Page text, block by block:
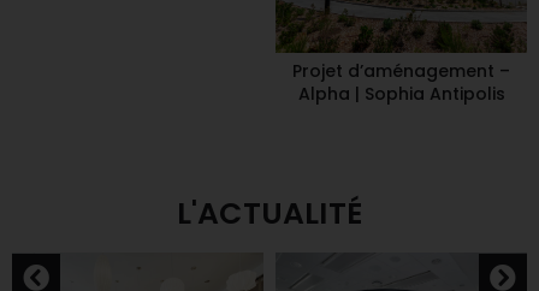
Projet d’aménagement –
Alpha | Sophia Antipolis
L'ACTUALITÉ